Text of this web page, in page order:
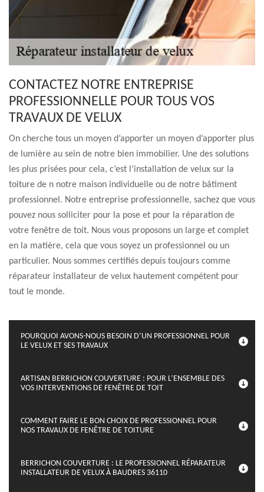
CONTACTEZ NOTRE ENTREPRISE
PROFESSIONNELLE POUR TOUS VOS
TRAVAUX DE VELUX
On cherche tous un moyen d’apporter un moyen d’apporter plus
de lumière au sein de notre bien immobilier. Une des solutions
les plus prisées pour cela, c’est l’installation de velux sur la
toiture de n notre maison individuelle ou de notre bâtiment
professionnel. Notre entreprise professionnelle, sachez que vous
pouvez nous solliciter pour la pose et pour la réparation de
votre fenêtre de toit. Nous vous proposons un large et complet
en la matière, cela que vous soyez un professionnel ou un
particulier. Nous sommes certifiés depuis toujours comme
réparateur installateur de velux hautement compétent pour
tout le monde.
POURQUOI AVONS-NOUS BESOIN D’UN PROFESSIONNEL POUR
LE VELUX ET SES TRAVAUX
ARTISAN BERRICHON COUVERTURE : POUR L’ENSEMBLE DES
VOS INTERVENTIONS DE FENÊTRE DE TOIT
COMMENT FAIRE LE BON CHOIX DE PROFESSIONNEL POUR
NOS TRAVAUX DE FENÊTRE DE TOITURE
BERRICHON COUVERTURE : LE PROFESSIONNEL RÉPARATEUR
INSTALLATEUR DE VELUX À BAUDRES 36110